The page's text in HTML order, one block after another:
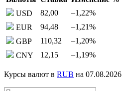
USD
82,00 –1,22%
EUR
94,48 –1,21%
GBP
110,32 –1,20%
CNY
12,15 –1,19%
Курсы валют в RUB на 07.08.2026